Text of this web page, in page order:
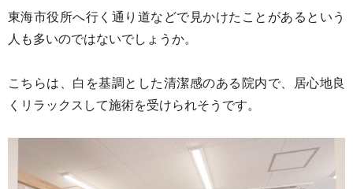
東海市役所へ行く通り道などで見かけたことがあるという
人も多いのではないでしょうか。
こちらは、白を基調とした清潔感のある院内で、居心地良
くリラックスして施術を受けられそうです。